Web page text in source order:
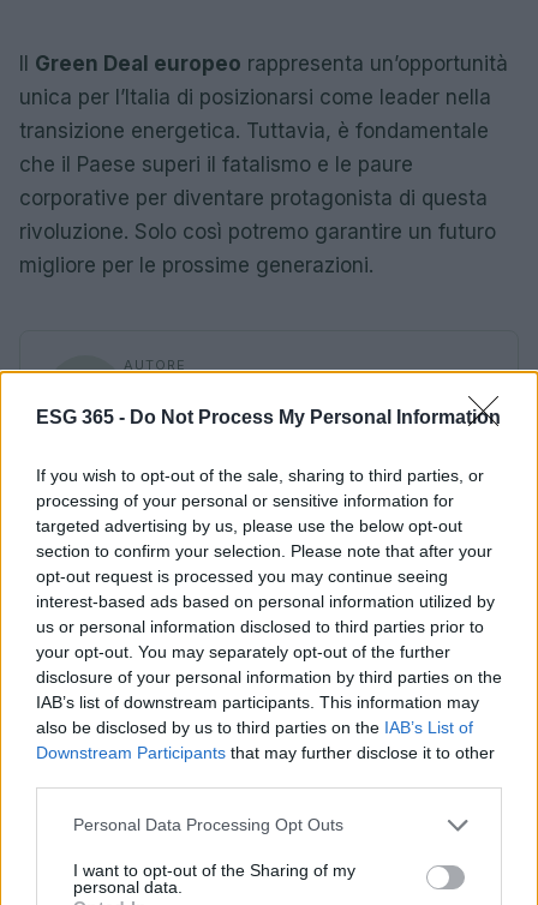
ESG 365 - Do Not Process My Personal Information
If you wish to opt-out of the sale, sharing to third parties, or
processing of your personal or sensitive information for
targeted advertising by us, please use the below opt-out
section to confirm your selection. Please note that after your
opt-out request is processed you may continue seeing
interest-based ads based on personal information utilized by
us or personal information disclosed to third parties prior to
your opt-out. You may separately opt-out of the further
disclosure of your personal information by third parties on the
IAB’s list of downstream participants. This information may
also be disclosed by us to third parties on the IAB’s List of
Downstream Participants that may further disclose it to other
Please note that this website/app uses one or more Google
not limited to your visit or usage behaviour. You may click to
grant or deny consent to Google and its third-party tags to
Personal Data Processing Opt Outs
I want to opt-out of the Sharing of my
personal data.
Green Deal europeo rappresenta un’opportunità
unica per l’Italia di posizionarsi come leader nella
transizione energetica. Tuttavia, è fondamentale
che il Paese superi il fatalismo e le paure
corporative per diventare protagonista di questa
rivoluzione. Solo così potremo garantire un futuro
migliore per le prossime generazioni.
AUTORE
Ilaria Galli ha firmato il desk che ha svelato un
atti al Municipio, sostenendo la linea editoriale
di rigore documentale. Editor di redazione, ha
un tratto unico: colleziona verbali storici del
Porto Vecchio.